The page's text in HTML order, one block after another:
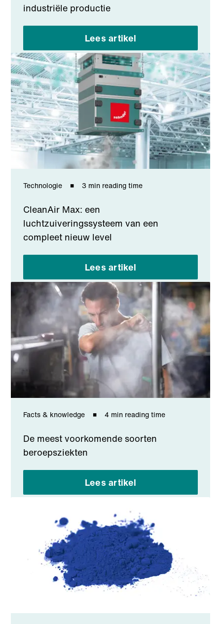
industriële productie
Lees artikel
Technologie 3 min reading time
CleanAir Max: een
luchtzuiveringssysteem van een
compleet nieuw level
Lees artikel
Facts & knowledge 4 min reading time
De meest voorkomende soorten
beroepsziekten
Lees artikel